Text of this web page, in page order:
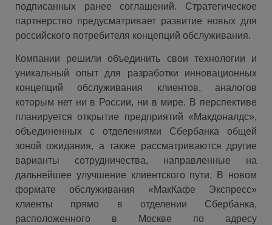
подписанных ранее соглашений. Стратегическое
партнерство предусматривает развитие новых для
российского потребителя концепций обслуживания.
Компании решили объединить свои технологии и
уникальный опыт для разработки инновационных
концепций обслуживания клиентов, аналогов
которым нет ни в России, ни в мире. В перспективе
планируется открытие предприятий «Макдоналдс»,
объединенных с отделениями Сбербанка общей
зоной ожидания, а также рассматриваются другие
варианты сотрудничества, направленные на
дальнейшее улучшение клиентского пути. В новом
формате обслуживания «МакКафе Экспресс»
клиенты прямо в отделении Сбербанка,
расположенного в Москве по адресу